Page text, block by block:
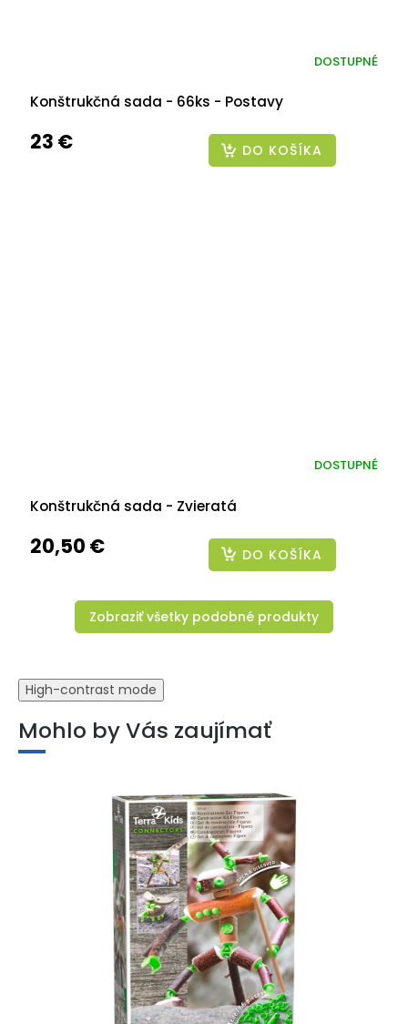
Konštrukčná sada - 66ks - Postavy
DOSTUPNÉ
23 € DO KOŠÍKA
Konštrukčná sada - Zvieratá
DOSTUPNÉ
20,50 € DO KOŠÍKA
Zobraziť všetky podobné produkty
High-contrast mode
Mohlo by Vás zaujímať